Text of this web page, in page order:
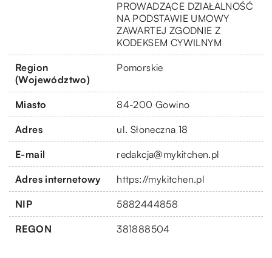
PROWADZĄCE DZIAŁALNOŚĆ
NA PODSTAWIE UMOWY
ZAWARTEJ ZGODNIE Z
KODEKSEM CYWILNYM
Region
(Województwo)
Pomorskie
Miasto 84-200 Gowino
Adres ul. Słoneczna 18
E-mail redakcja@mykitchen.pl
Adres internetowy https://mykitchen.pl
NIP 5882444858
REGON 381888504